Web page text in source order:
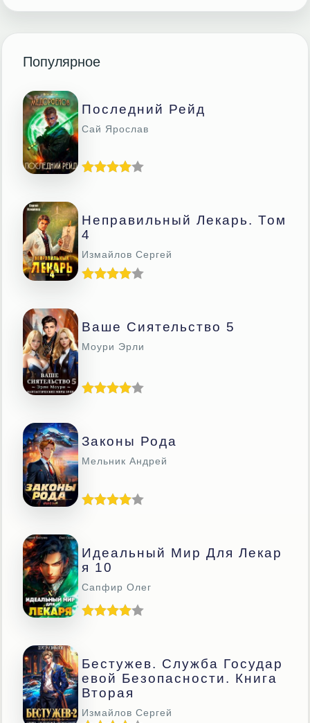
Популярное
Последний Рейд
Сай Ярослав
Неправильный Лекарь. Том
4
Измайлов Сергей
Ваше Сиятельство 5
Моури Эрли
Законы Рода
Мельник Андрей
Идеальный Мир Для Лекар
Я 10
Сапфир Олег
Бестужев. Служба Государ
Евой Безопасности. Книга
Вторая
Измайлов Сергей